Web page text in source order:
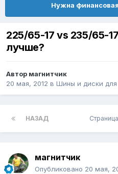
Нужна
225/65-17 vs 235/65-
лучше?
Автор магнитчик
20 мая, 2012 в Шины и диски для
НАЗАД
магнитчик
Опубликовано 20 мая,